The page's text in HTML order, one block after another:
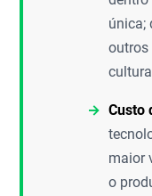
única;
outros
Custo
maior
o